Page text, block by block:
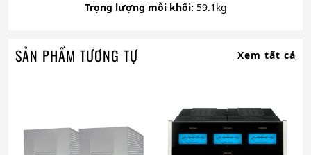
Trọng lượng mỗi khối: 59.1kg
SẢN PHẨM TƯƠNG TỰ Xem tất cả